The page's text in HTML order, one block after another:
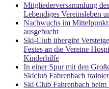
Mitgliederversammlung
Lebendiges Vereinsleben
Nachwuchs im
ausgebucht
Ski-Club übergibt
Festes an die Vereine
Kinderhilfe
In einer Spur mit den
Skiclub Fahrenbach
Ski Club Fahrenbach